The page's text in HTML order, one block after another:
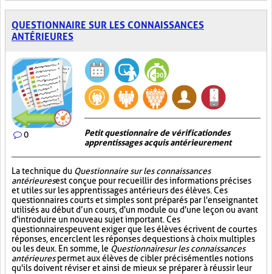
QUESTIONNAIRE SUR LES CONNAISSANCES
ANTÉRIEURES
0
Petit questionnaire de vérification des
apprentissages acquis antérieurement
La technique du Questionnaire sur les connaissances
antérieuresest conçue pour recueillir des informations précises
et utiles sur les apprentissages antérieurs des élèves. Ces
questionnaires courts et simples sont préparés par l'enseignant et
utilisés au début d’un cours, d'un module ou d'une leçon ou avant
d'introduire un nouveau sujet important. Ces
questionnaires peuvent exiger que les élèves écrivent de courtes
réponses, encerclent les réponses de questions à choix multiples
ou les deux. En somme, le Questionnaire sur les connaissances
antérieurespermet aux élèves de cibler précisément les notions
qu'ils doivent réviser et ainsi de mieux se préparer à réussir leur